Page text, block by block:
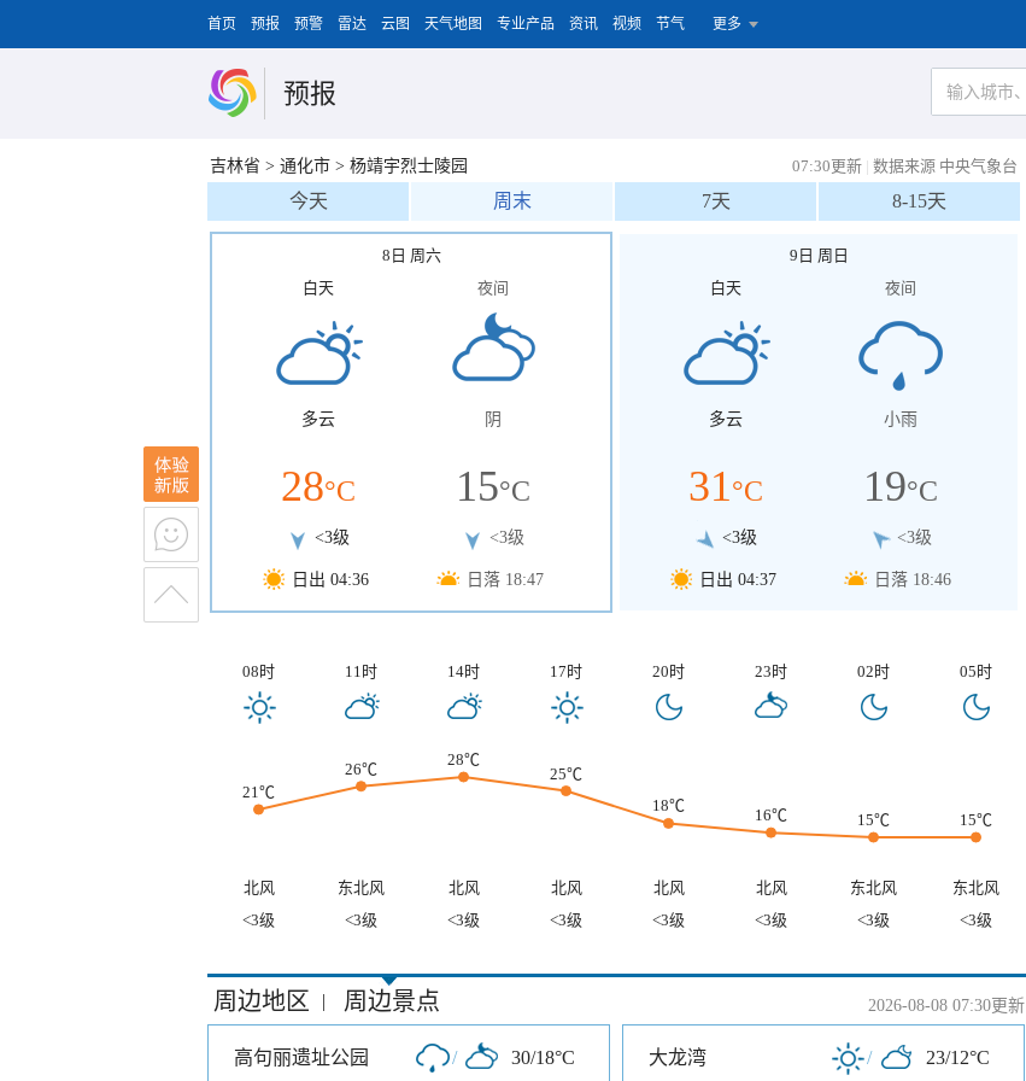
首页 预报 预警 雷达 云图 天气地图 专业产品 资讯 视频 节气 更多
预报
吉林省 > 通化市 > 杨靖宇烈士陵园 07:30更新 | 数据来源 中央气象台
今天 周末 7天 8-15天
8日 周六
白天
多云
28°C
<3级
日出 04:36
夜间
阴
15°C
<3级
日落 18:47
9日 周日
白天
多云
31°C
<3级
日出 04:37
夜间
小雨
19°C
<3级
日落 18:46
08时 11时 14时 17时 20时 23时 02时 05时
21℃
26℃
28℃
25℃
18℃
16℃ 15℃ 15℃
北风 东北风 北风 北风 北风 北风 东北风
东北风
<3级
<3级 <3级 <3级 <3级 <3级 <3级 <3级
周边地区 | 周边景点 2026-08-08 07:30更新
高句丽遗址公园 / 30/18°C 大龙湾 / 23/12°C